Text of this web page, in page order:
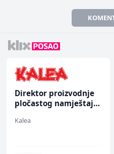
Direktor proizvodnje
pločastog namještaja
Kalea